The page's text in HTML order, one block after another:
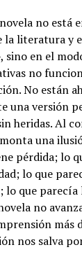
no está
la literatura y
sino en el
no
No están
una versión
heridas. Al
una
pérdida; lo
lo que
lo que
no
más
nos salva